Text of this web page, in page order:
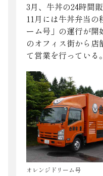
3月、牛丼の24時間
11月には牛丼弁当の
ーム号」の運行が開
のオフィス街から店
て営業を行っている。
オレンジドリーム号